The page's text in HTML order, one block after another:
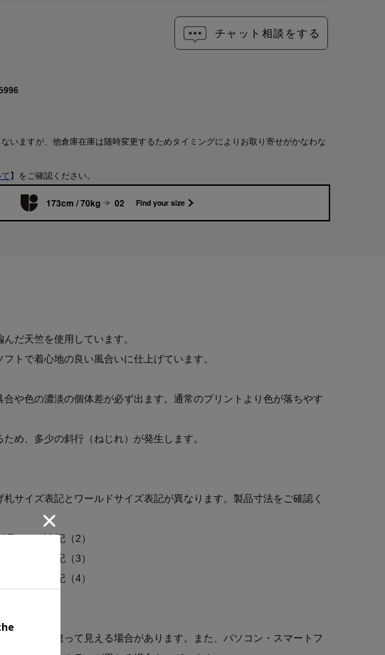
チャット相談をする
いますが、他倉庫在庫は随時変更するためタイミングによりお取り寄せがかなわな
】をご確認ください。
173cm / 70kg 02 Find your size
だ天竺を使用しています。
トで着心地の良い風合いに仕上げています。
や色の濃淡の個体差が必ず出ます。通常のプリントより色が落ちやす
め、多少の斜行（ねじれ）が発生します。
サイズ表記とワールドサイズ表記が異なります。製品寸法をご確認く
サイズ表記（2）
サイズ表記（3）
品サイズ表記（4）
も色味が違って見える場合があります。また、パソコン・スマートフ